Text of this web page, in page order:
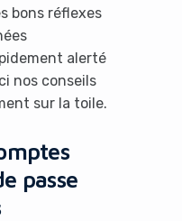
bons réflexes
alerté
nos conseils
sur la toile.
passe